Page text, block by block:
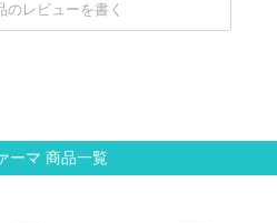
のレビューを書く
ーマ 商品一覧